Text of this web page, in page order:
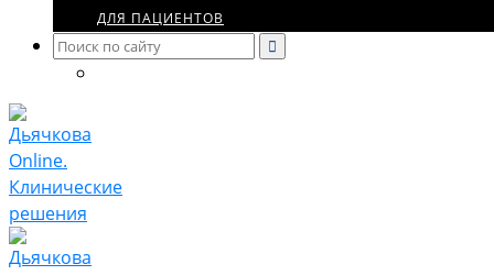
ДЛЯ ПАЦИЕНТОВ
Search
for: